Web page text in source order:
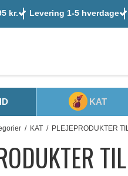
kr. Levering 1-5 hverdage
KAT
/ KAT / PLEJEPRODUKTER